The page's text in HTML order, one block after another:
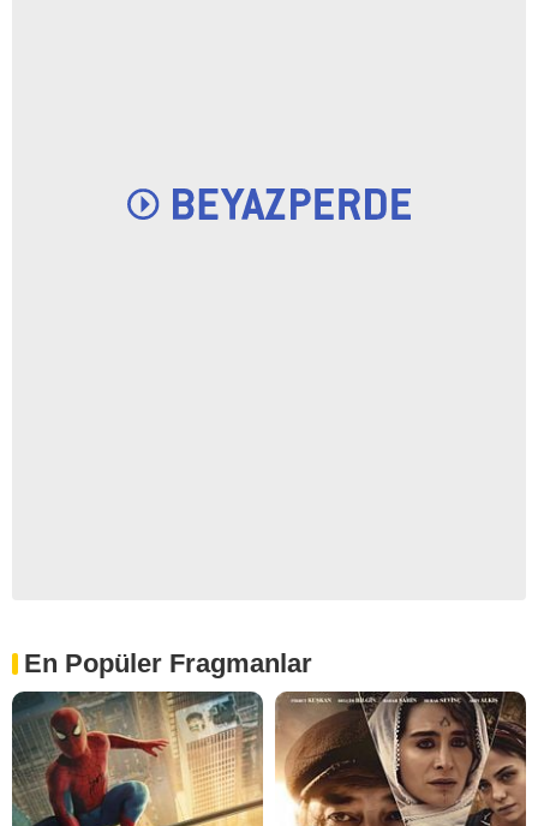
En Popüler Fragmanlar